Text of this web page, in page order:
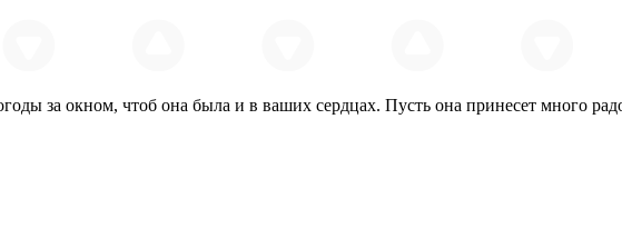
за окном, чтоб она была и в ваших сердцах. Пусть она принесет много